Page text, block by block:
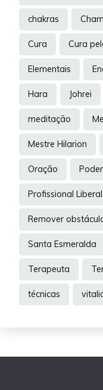
chakras
Cura Cura
Elementais
Hara Johrei
meditação
Mestre Hilarion
Oração
Profissional Liberal
Remover
Santa Esmeralda
Terapeuta
técnicas